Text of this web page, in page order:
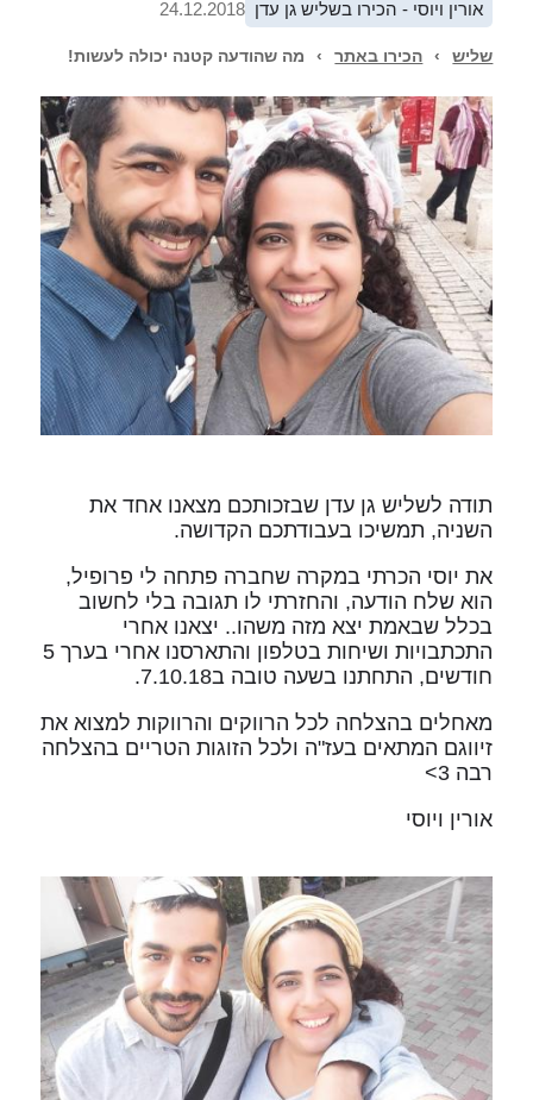
אורין ויוסי - הכירו בשליש גן עדן 24.12.2018
שליש › הכירו באתר › מה שהודעה קטנה יכולה לעשות!
תודה לשליש גן עדן שבזכותכם מצאנו אחד את
השניה, תמשיכו בעבודתכם הקדושה.
את יוסי הכרתי במקרה שחברה פתחה לי פרופיל,
הוא שלח הודעה, והחזרתי לו תגובה בלי לחשוב
בכלל שבאמת יצא מזה משהו.. יצאנו אחרי
התכתבויות ושיחות בטלפון והתארסנו אחרי בערך 5
חודשים, התחתנו בשעה טובה ב7.10.18.
מאחלים בהצלחה לכל הרווקים והרווקות למצוא את
זיווגם המתאים בעז"ה ולכל הזוגות הטריים בהצלחה
רבה 3>
אורין ויוסי